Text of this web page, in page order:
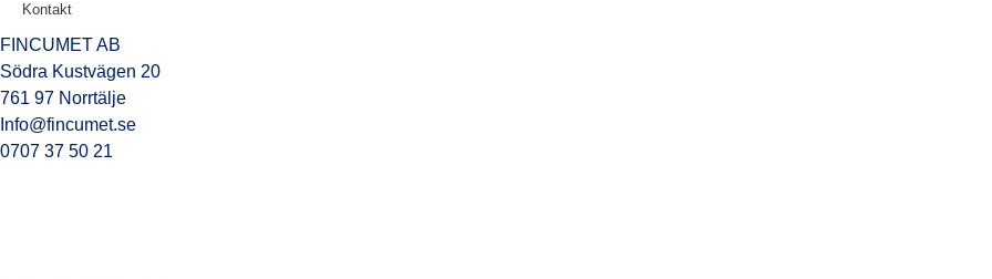
Kontakt
FINCUMET AB
Södra Kustvägen 20
761 97 Norrtälje
Info@fincumet.se
0707 37 50 21